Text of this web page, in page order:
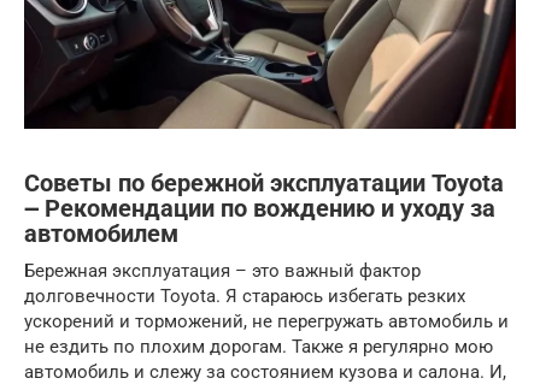
Советы по бережной эксплуатации Toyota
౼ Рекомендации по вождению и уходу за
автомобилем
Бережная эксплуатация – это важный фактор
долговечности Toyota. Я стараюсь избегать резких
ускорений и торможений, не перегружать автомобиль и
не ездить по плохим дорогам. Также я регулярно мою
автомобиль и слежу за состоянием кузова и салона. И,